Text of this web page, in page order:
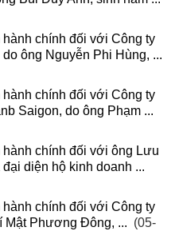
chính đối với Công ty
ông Nguyễn Phi Hùng, ...
chính đối với Công ty
Saigon, do ông Phạm ...
chính đối với ông Lưu
diện hộ kinh doanh ...
chính đối với Công ty
Mật Phương Đông, ... (05-